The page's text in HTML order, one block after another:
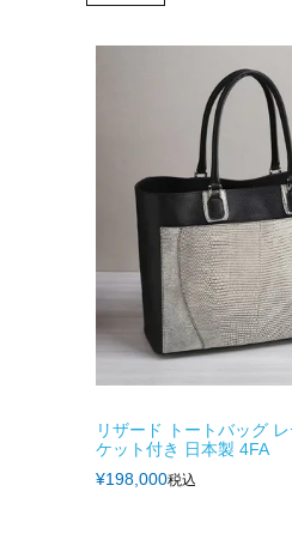
リザード トートバッグ
ケット付き 日本製 4FA
¥198,000税込